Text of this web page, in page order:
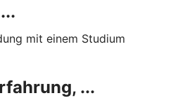
mit einem Studium
...